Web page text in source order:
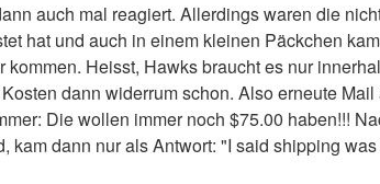
auch mal reagiert. Allerdings waren die
hat und auch in einem kleinen Päckchen
Heisst, Hawks braucht es nur
dann widerrum schon. Also erneute
Die wollen immer noch $75.00 haben!!!
dann nur als Antwort: "I said shipping was